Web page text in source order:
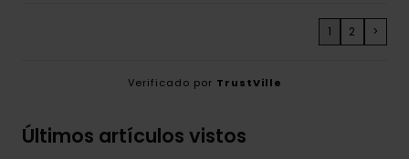
1 2 >
Verificado por TrustVille
Últimos artículos vistos